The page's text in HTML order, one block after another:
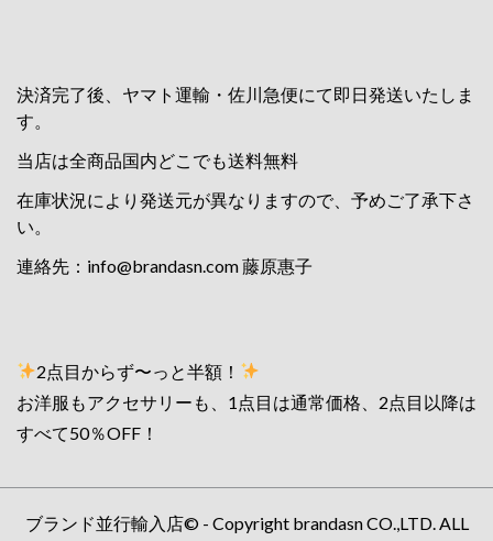
決済完了後、ヤマト運輸・佐川急便にて即日発送いたしま
す。
当店は全商品国内どこでも送料無料
在庫状況により発送元が異なりますので、予めご了承下さ
い。
連絡先： info@brandasn.com藤原惠子
2点目からず〜っと半額！
お洋服もアクセサリーも、1点目は通常価格、2点目以降は
すべて50％OFF！
ブランド並行輸入店© - Copyright brandasn CO.,LTD. ALL